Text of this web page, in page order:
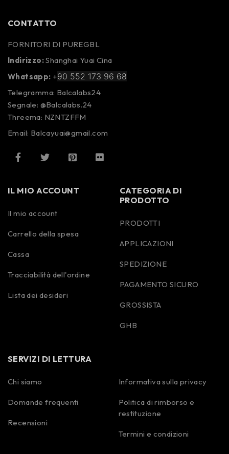
CONTATTO
FORNITORI DI PUREGBL
Indirizzo:Shanghai Yuai Cina
Whatsapp: +90 552 173 96 68
Telegramma: Balcalabs24
Segnale: @Balcalabs.24
Threema: NZNTZFFM
Email: Balcayuai@gmail.com
IL MIO ACCOUNT
Il mio account
Carrello della spesa
Cassa
Tracciabilità dell'ordine
Lista dei desideri
CATEGORIA DI
PRODOTTO
PRODOTTI
APPLICAZIONI
SPEDIZIONE
PAGAMENTO SICURO
GROSSISTA
GHB
SERVIZI DI LETTURA
Chi siamo
Domande frequenti
Recensioni
Informativa sulla privacy
Politica di rimborso e
restituzione
Termini e condizioni
Polish
Spanish